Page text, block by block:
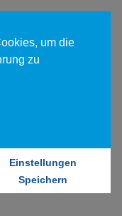
um die
zu
Einstellungen
Speichern